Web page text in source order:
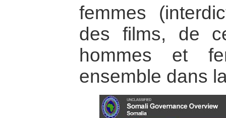
femmes
des films, de
hommes et
ensemble dans